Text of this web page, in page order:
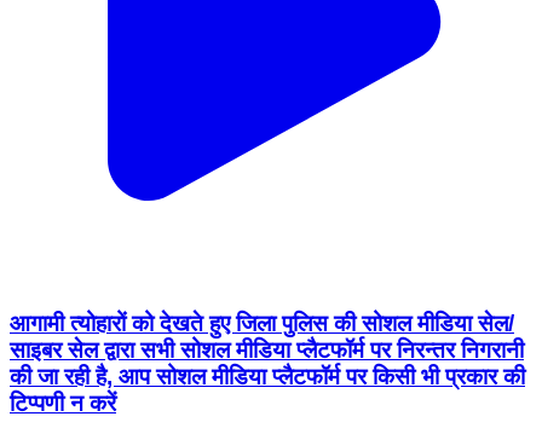
आगामी त्योहारों को देखते हुए जिला पुलिस की सोशल मीडिया सेल/
साइबर सेल द्वारा सभी सोशल मीडिया प्लैटफॉर्म पर निरन्तर निगरानी
की जा रही है, आप सोशल मीडिया प्लैटफॉर्म पर किसी भी प्रकार की
टिप्पणी न करें